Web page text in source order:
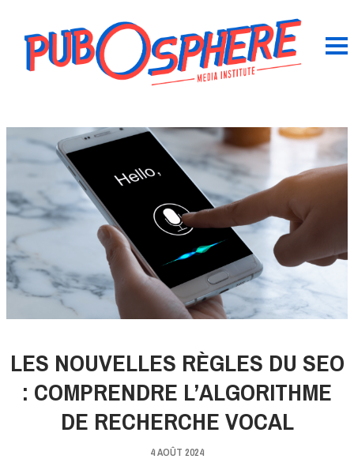
LES NOUVELLES RÈGLES DU SEO
: COMPRENDRE L’ALGORITHME
DE RECHERCHE VOCAL
4 AOÛT 2024